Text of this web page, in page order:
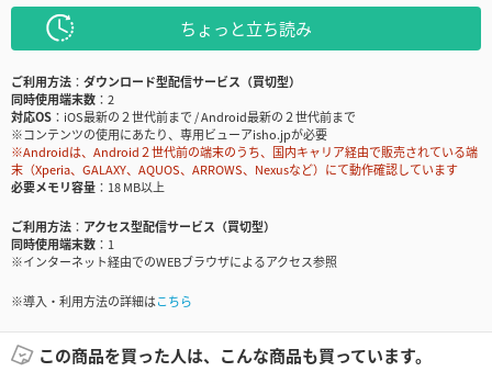
ちょっと立ち読み
ご利用方法
ダウンロード型配信サービス（買切型）
同時使用端末数
2
対応OS
iOS最新の２世代前まで / Android最新の２世代前まで
※コンテンツの使用にあたり、専用ビューアisho.jpが必要
※Androidは、Android２世代前の端末のうち、国内キャリア経由で販売されている端
末（Xperia、GALAXY、AQUOS、ARROWS、Nexusなど）にて動作確認しています
必要メモリ容量
18 MB以上
ご利用方法
アクセス型配信サービス（買切型）
同時使用端末数
1
※インターネット経由でのWEBブラウザによるアクセス参照
※導入・利用方法の詳細はこちら
この商品を買った人は、こんな商品も買っています。